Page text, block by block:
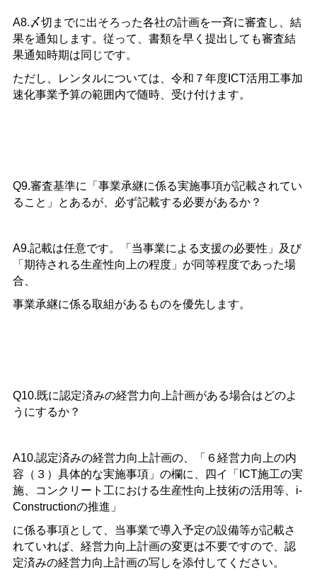
A8.〆切までに出そろった各社の計画を一斉に審査し、結
果を通知します。従って、書類を早く提出しても審査結
果通知時期は同じです。
ただし、レンタルについては、令和７年度ICT活用工事加
速化事業予算の範囲内で随時、受け付けます。
Q9.審査基準に「事業承継に係る実施事項が記載されてい
ること」とあるが、必ず記載する必要があるか？
A9.記載は任意です。「当事業による支援の必要性」及び
「期待される生産性向上の程度」が同等程度であった場
合、
事業承継に係る取組があるものを優先します。
Q10.既に認定済みの経営力向上計画がある場合はどのよ
うにするか？
A10.認定済みの経営力向上計画の、「６経営力向上の内
容（３）具体的な実施事項」の欄に、四イ「ICT施工の実
施、コンクリート工における生産性向上技術の活用等、i-
Constructionの推進」
に係る事項として、当事業で導入予定の設備等が記載さ
れていれば、経営力向上計画の変更は不要ですので、認
定済みの経営力向上計画の写しを添付してください。